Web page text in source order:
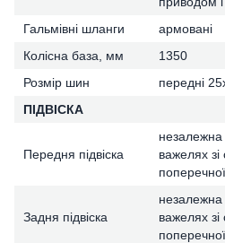
Гальмівні шланги
армовані
Колісна база, мм
1350
Розмір шин
передні
ПІДВІСКА
Передня підвіска
незалежна
важелях зі
поперечної
Задня підвіска
незалежна
важелях зі
поперечної